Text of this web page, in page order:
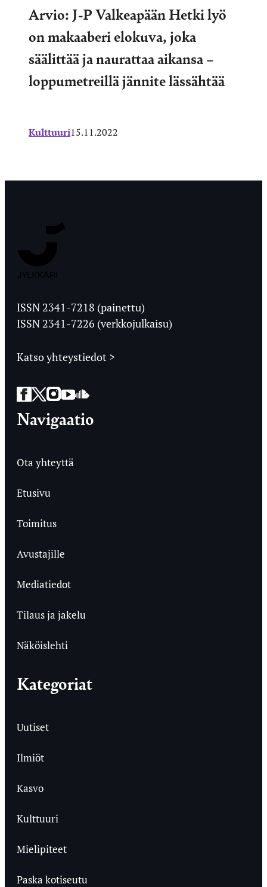
Arvio: J-P Valkeapään Hetki lyö
on makaaberi elokuva, joka
säälittää ja naurattaa aikansa –
loppumetreillä jännite lässähtää
Kulttuuri15.11.2022
Ylioppilaslehti
ISSN 2341-7218 (painettu)
ISSN 2341-7226 (verkkojulkaisu)
Katso yhteystiedot >
Facebook
Twitter
Instagram
YouTube
SoundCloud
Navigaatio
Ota yhteyttä
Etusivu
Toimitus
Avustajille
Mediatiedot
Tilaus ja jakelu
Näköislehti
Kategoriat
Uutiset
Ilmiöt
Kasvo
Kulttuuri
Mielipiteet
Paska kotiseutu